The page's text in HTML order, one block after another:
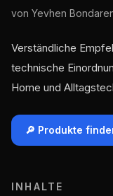
von Yevhen
Verständliche
technische
Home und
🔎 Produkte
INHALTE